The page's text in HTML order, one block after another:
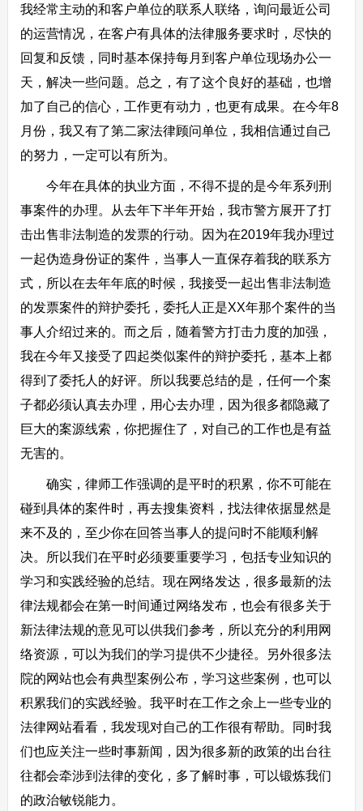
我经常主动的和客户单位的联系人联络，询问最近公司
的运营情况，在客户有具体的法律服务要求时，尽快的
回复和反馈，同时基本保持每月到客户单位现场办公一
天，解决一些问题。总之，有了这个良好的基础，也增
加了自己的信心，工作更有动力，也更有成果。在今年8
月份，我又有了第二家法律顾问单位，我相信通过自己
的努力，一定可以有所为。
今年在具体的执业方面，不得不提的是今年系列刑
事案件的办理。从去年下半年开始，我市警方展开了打
击出售非法制造的发票的行动。因为在2019年我办理过
一起伪造身份证的案件，当事人一直保存着我的联系方
式，所以在去年年底的时候，我接受一起出售非法制造
的发票案件的辩护委托，委托人正是XX年那个案件的当
事人介绍过来的。而之后，随着警方打击力度的加强，
我在今年又接受了四起类似案件的辩护委托，基本上都
得到了委托人的好评。所以我要总结的是，任何一个案
子都必须认真去办理，用心去办理，因为很多都隐藏了
巨大的案源线索，你把握住了，对自己的工作也是有益
无害的。
确实，律师工作强调的是平时的积累，你不可能在
碰到具体的案件时，再去搜集资料，找法律依据显然是
来不及的，至少你在回答当事人的提问时不能顺利解
决。所以我们在平时必须要重要学习，包括专业知识的
学习和实践经验的总结。现在网络发达，很多最新的法
律法规都会在第一时间通过网络发布，也会有很多关于
新法律法规的意见可以供我们参考，所以充分的利用网
络资源，可以为我们的学习提供不少捷径。另外很多法
院的网站也会有典型案例公布，学习这些案例，也可以
积累我们的实践经验。我平时在工作之余上一些专业的
法律网站看看，我发现对自己的工作很有帮助。同时我
们也应关注一些时事新闻，因为很多新的政策的出台往
往都会牵涉到法律的变化，多了解时事，可以锻炼我们
的政治敏锐能力。